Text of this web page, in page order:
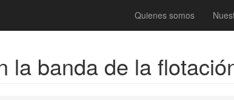
Quienes somos
la banda de la